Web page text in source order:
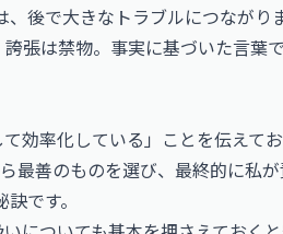
後で大きなトラブルにつながり
張は禁物。事実に基づいた言葉
効率化している」ことを伝えて
最善のものを選び、最終的に私
です。